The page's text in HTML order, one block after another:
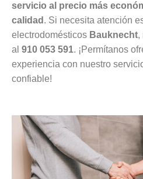
servicio al precio más
calidad . Si necesita atención
electrodomésticos Bauknecht,
al 910 053 591. ¡Permítanos
experiencia con nuestro
confiable!